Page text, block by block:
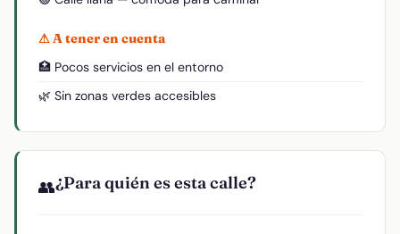
⚠ A tener en cuenta
🏥 Pocos servicios en el entorno
🌿 Sin zonas verdes accesibles
👥¿Para quién es esta calle?